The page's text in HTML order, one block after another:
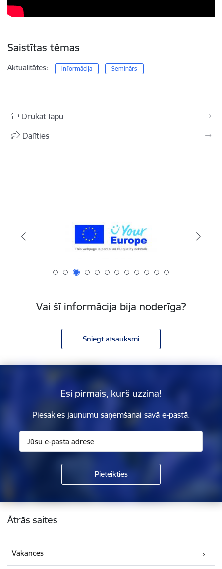
Saistītas tēmas
Aktualitātes: Informācija Seminārs
Drukāt lapu
Dalīties
Vai šī informācija bija noderīga?
Sniegt atsauksmi
Esi pirmais, kurš uzzina!
Piesakies jaunumu saņemšanai savā e-pastā.
Kājene
Ātrās saites
Vakances